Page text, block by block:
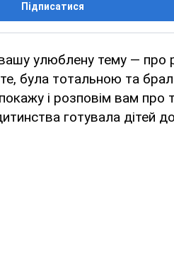
Підписатися
улюблену тему — про
була тотальною та
і розповім вам про
готувала дітей